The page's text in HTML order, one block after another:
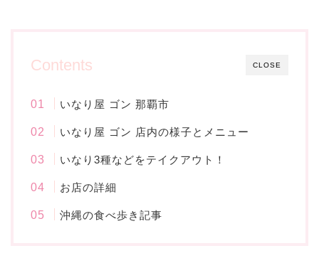
CLOSE
Contents
いなり屋 ゴン 那覇市
いなり屋 ゴン 店内の様子とメニュー
いなり3種などをテイクアウト！
お店の詳細
沖縄の食べ歩き記事